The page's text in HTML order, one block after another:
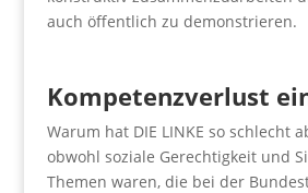
auch öffentlich zu demonstrieren.
Kompetenzverlust
Warum hat DIE LINKE so schlecht
obwohl soziale Gerechtigkeit und
Themen waren, die bei der